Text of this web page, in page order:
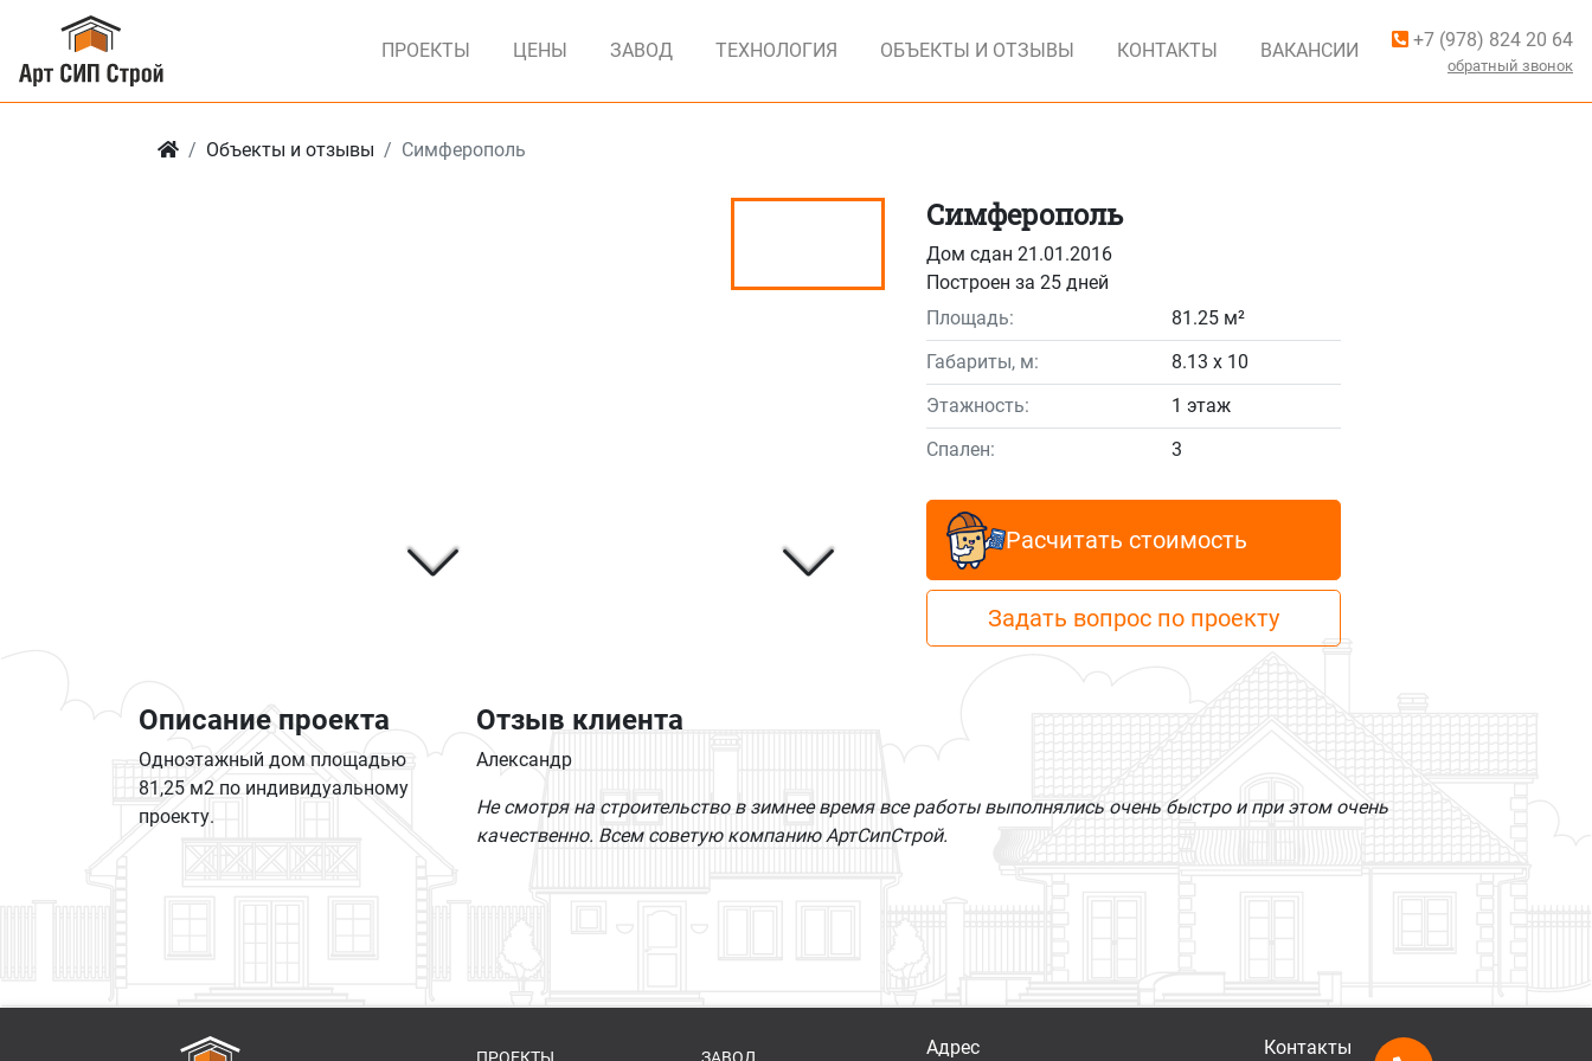
ПРОЕКТЫ ЦЕНЫ ЗАВОД ТЕХНОЛОГИЯ ОБЪЕКТЫ И ОТЗЫВЫ КОНТАКТЫ ВАКАНСИИ +7 (978) 824 20 64
обратный звонок
Объекты и отзывы Симферополь
Симферополь
Дом сдан 21.01.2016
Построен за 25 дней
Площадь:
81.25 м²
Габариты, м:
8.13 x 10
Этажность:
1 этаж
Спален:
3
Расчитать стоимость
Задать вопрос по проекту
Описание проекта
Одноэтажный дом площадью
81,25 м2 по индивидуальному
проекту.
Отзыв клиента
Александр
Не смотря на строительство в зимнее время все работы выполнялись очень быстро и при этом очень
качественно. Всем советую компанию АртСипСтрой.
Адрес Контакты